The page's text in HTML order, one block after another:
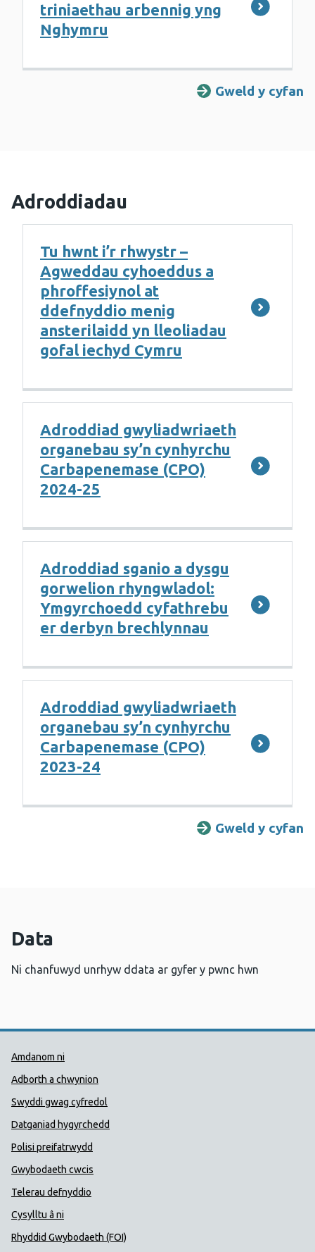
triniaethau arbennig yng
Nghymru
Gweld y cyfan
Adroddiadau
Tu hwnt i’r rhwystr –
Agweddau cyhoeddus a
phroffesiynol at
ddefnyddio menig
ansterilaidd yn lleoliadau
gofal iechyd Cymru
Adroddiad gwyliadwriaeth
organebau sy’n cynhyrchu
Carbapenemase (CPO)
2024-25
Adroddiad sganio a dysgu
gorwelion rhyngwladol:
Ymgyrchoedd cyfathrebu
er derbyn brechlynnau
Adroddiad gwyliadwriaeth
organebau sy’n cynhyrchu
Carbapenemase (CPO)
2023-24
Gweld y cyfan
Data
Ni chanfuwyd unrhyw ddata ar gyfer y pwnc hwn
Dolenni Cymorth Iechyd
Amdanom ni
Adborth a chwynion
Swyddi gwag cyfredol
Datganiad hygyrchedd
Polisi preifatrwydd
Gwybodaeth cwcis
Telerau defnyddio
Cysylltu â ni
Rhyddid Gwybodaeth (FOI)